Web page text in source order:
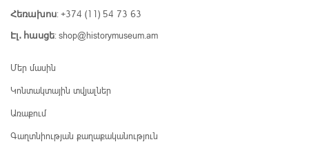
Հեռախոս: +374 (11) 54 73 63
Էլ․ հասցե: shop@historymuseum.am
Մեր մասին
Կոնտակտային տվյալներ
Առաքում
Գաղտնիության քաղաքականություն